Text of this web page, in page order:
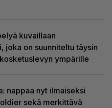
kuvaillaan
joka on suunniteltu täysin
ympärille
nappaa nyt ilmaiseksi
sekä merkittävä